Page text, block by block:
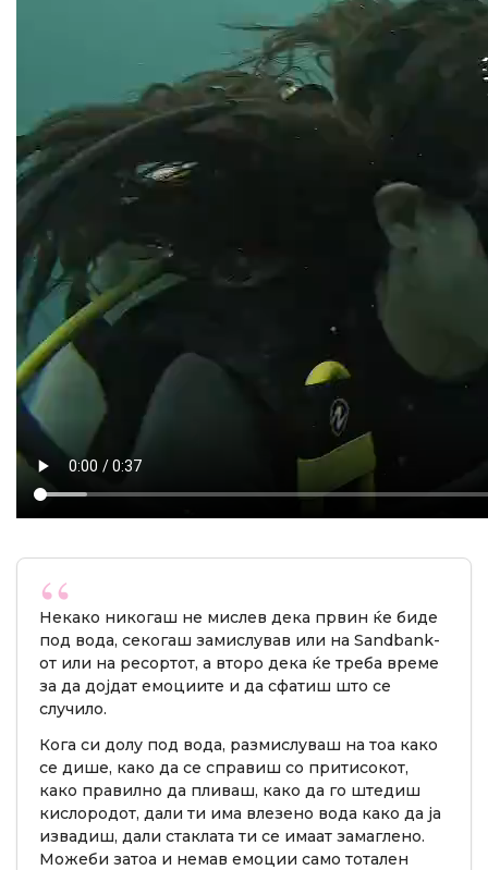
Некако никогаш не мислев дека првин ќе биде
под вода, секогаш замислував или на Sandbank-
от или на ресортот, а второ дека ќе треба време
за да дојдат емоциите и да сфатиш што се
случило.
Кога си долу под вода, размислуваш на тоа како
се дише, како да се справиш со притисокот,
како правилно да пливаш, како да го штедиш
кислородот, дали ти има влезено вода како да ја
извадиш, дали стаклата ти се имаат замаглено.
Можеби затоа и немав емоции само тотален